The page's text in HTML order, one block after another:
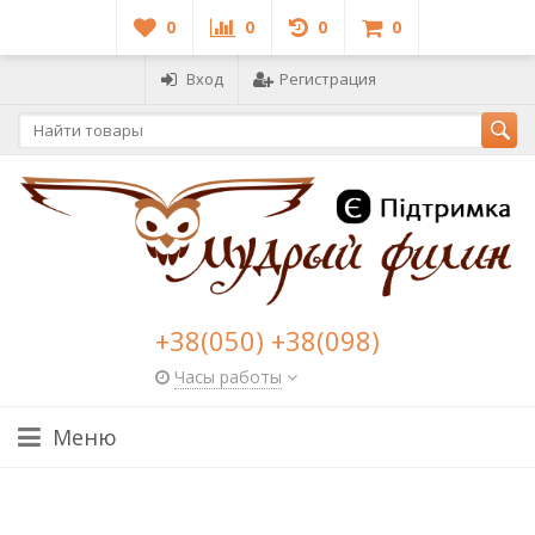
0 0 0 0
Вход Регистрация
+38(050) +38(098)
Часы работы
Меню